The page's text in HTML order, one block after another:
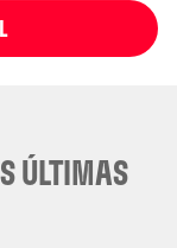
ÚLTIMAS